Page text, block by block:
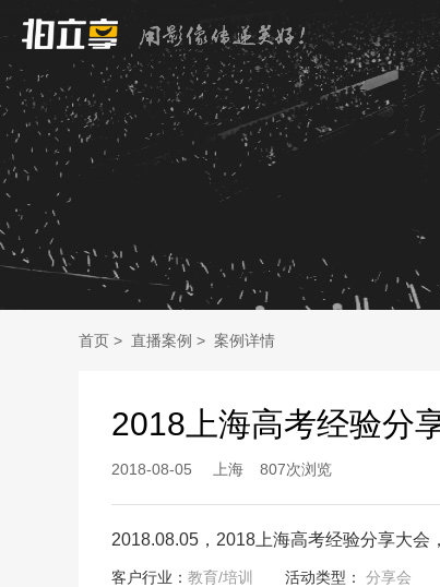
首页 > 直播案例 > 案例详情
2018上海高考经验分
2018-08-05 上海 807次浏览
2018.08.05，2018上海高考经验分享大会
客户行业： 教育/培训 活动类型： 分享会